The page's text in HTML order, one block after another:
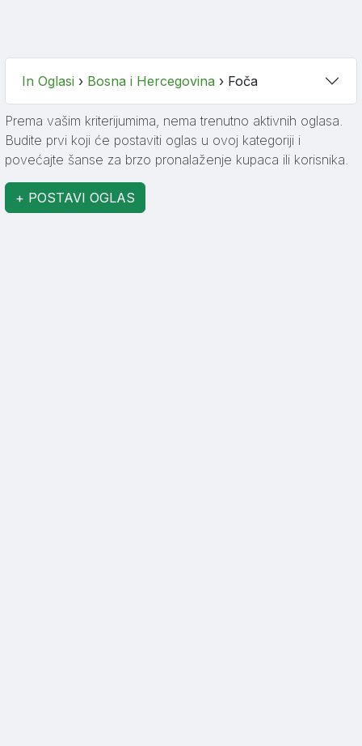
In Oglasi › Bosna i Hercegovina › Foča
Prema vašim kriterijumima, nema trenutno aktivnih oglasa.
Budite prvi koji će postaviti oglas u ovoj kategoriji i
povećajte šanse za brzo pronalaženje kupaca ili korisnika.
+ POSTAVI OGLAS